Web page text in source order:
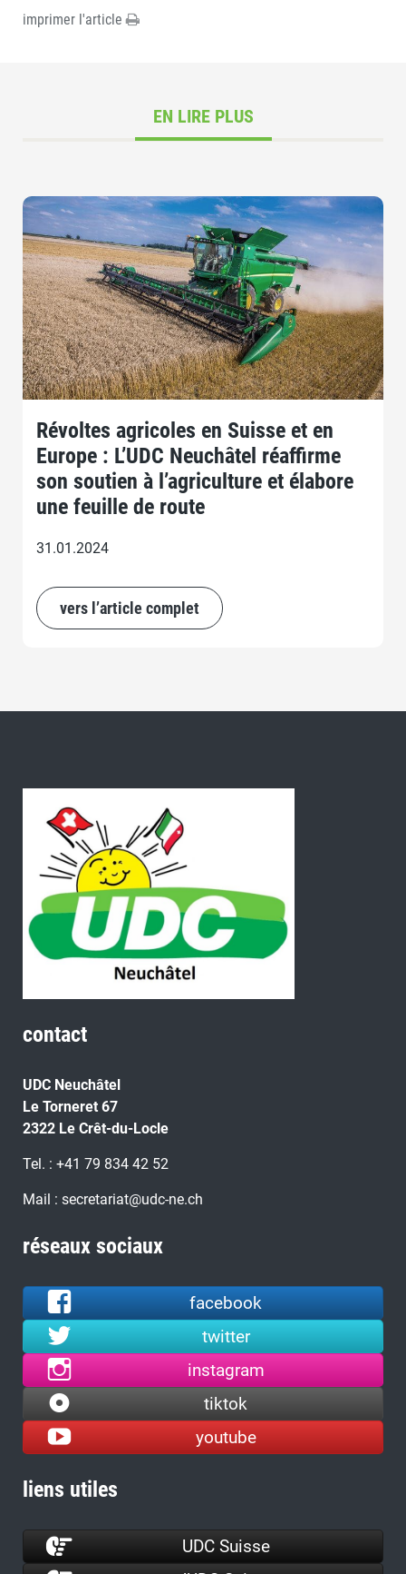
imprimer l'article
EN LIRE PLUS
Révoltes agricoles en Suisse et en
Europe : L’UDC Neuchâtel réaffirme
son soutien à l’agriculture et élabore
une feuille de route
31.01.2024
vers l’article complet
contact
UDC Neuchâtel
Le Torneret 67
2322 Le Crêt-du-Locle
Tel. : +41 79 834 42 52
Mail : secretariat@udc-ne.ch
réseaux sociaux
facebook
twitter
instagram
tiktok
youtube
liens utiles
UDC Suisse